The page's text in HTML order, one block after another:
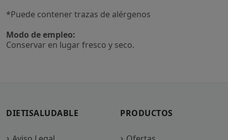
*Puede contener trazas de alérgenos
Modo de empleo:
Conservar en lugar fresco y seco.
DIETISALUDABLE PRODUCTOS